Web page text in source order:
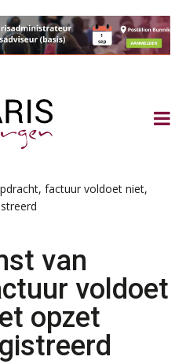
factuur voldoet niet,
van
voldoet
opzet